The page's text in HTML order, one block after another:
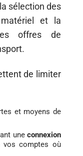
sélection des
et la
offres de
de limiter
et moyens de
une connexion
vos comptes où